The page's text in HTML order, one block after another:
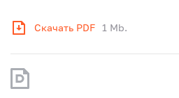
Скачать PDF 1 Mb.